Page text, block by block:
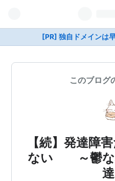
[PR] 独自ドメインは
このブログ
【続】発達障
ない ～鬱な